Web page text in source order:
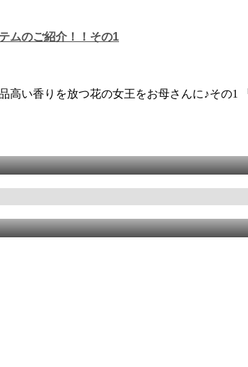
ムのご紹介！！その1
香りを放つ花の女王をお母さんに♪その1